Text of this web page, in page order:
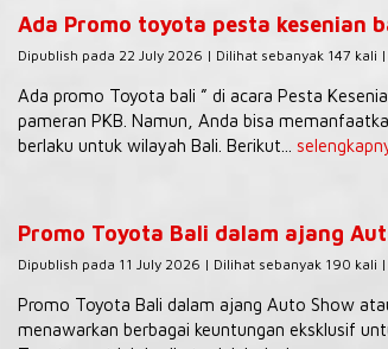
Ada Promo toyota pesta kesenian
Dipublish pada 22 July 2026 | Dilihat sebanyak 147 kali
Ada promo Toyota bali ” di acara Pesta
pameran PKB. Namun, Anda bisa
berlaku untuk wilayah Bali. Berikut...
Promo Toyota Bali dalam ajang
Dipublish pada 11 July 2026 | Dilihat sebanyak 190 kali
Promo Toyota Bali dalam ajang Auto Show
menawarkan berbagai keuntungan eksklusif